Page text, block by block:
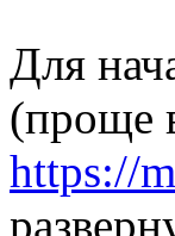
Для
(проще
https://